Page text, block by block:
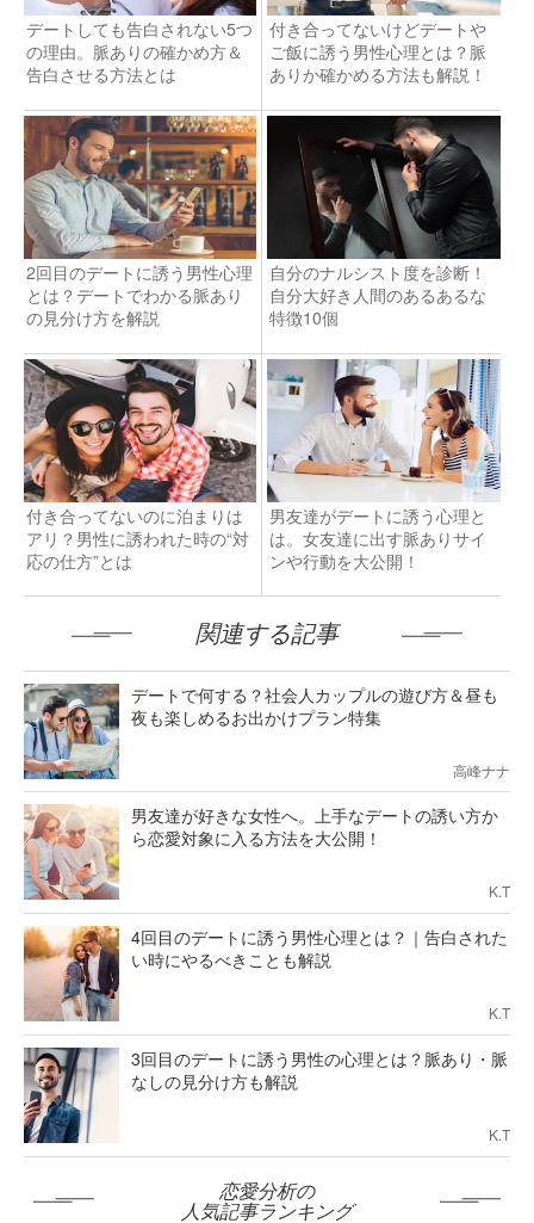
デートしても告白されない5つ
の理由。脈ありの確かめ方＆
告白させる方法とは
付き合ってないけどデートや
ご飯に誘う男性心理とは？脈
ありか確かめる方法も解説！
2回目のデートに誘う男性心理
とは？デートでわかる脈あり
の見分け方を解説
自分のナルシスト度を診断！
自分大好き人間のあるあるな
特徴10個
付き合ってないのに泊まりは
アリ？男性に誘われた時の“対
応の仕方”とは
男友達がデートに誘う心理と
は。女友達に出す脈ありサイ
ンや行動を大公開！
関連する記事
デートで何する？社会人カップルの遊び方＆昼も
夜も楽しめるお出かけプラン特集
高峰ナナ
男友達が好きな女性へ。上手なデートの誘い方か
ら恋愛対象に入る方法を大公開！
K.T
4回目のデートに誘う男性心理とは？｜告白された
い時にやるべきことも解説
K.T
3回目のデートに誘う男性の心理とは？脈あり・脈
なしの見分け方も解説
K.T
恋愛分析の
人気記事ランキング